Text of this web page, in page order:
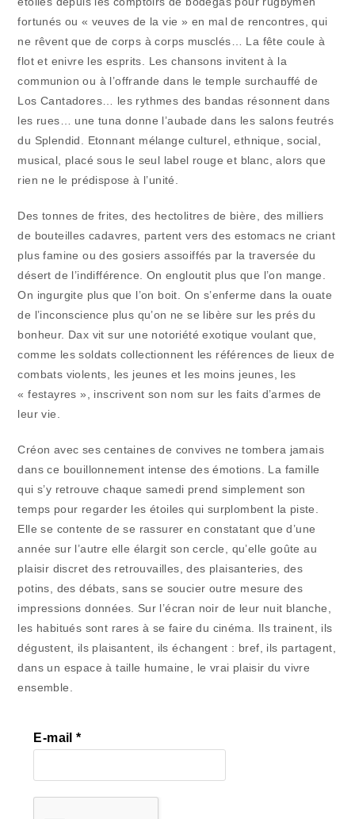
fortunés ou « veuves de la vie » en mal de rencontres, qui
ne rêvent que de corps à corps musclés… La fête coule à
flot et enivre les esprits. Les chansons invitent à la
communion ou à l’offrande dans le temple surchauffé de
Los Cantadores… les rythmes des bandas résonnent dans
les rues… une tuna donne l’aubade dans les salons feutrés
du Splendid. Etonnant mélange culturel, ethnique, social,
musical, placé sous le seul label rouge et blanc, alors que
rien ne le prédispose à l’unité.
Des tonnes de frites, des hectolitres de bière, des milliers
de bouteilles cadavres, partent vers des estomacs ne criant
plus famine ou des gosiers assoiffés par la traversée du
désert de l’indifférence. On engloutit plus que l’on mange.
On ingurgite plus que l’on boit. On s’enferme dans la ouate
de l’inconscience plus qu’on ne se libère sur les prés du
bonheur. Dax vit sur une notoriété exotique voulant que,
comme les soldats collectionnent les références de lieux de
combats violents, les jeunes et les moins jeunes, les
« festayres », inscrivent son nom sur les faits d’armes de
leur vie.
Créon avec ses centaines de convives ne tombera jamais
dans ce bouillonnement intense des émotions. La famille
qui s’y retrouve chaque samedi prend simplement son
temps pour regarder les étoiles qui surplombent la piste.
Elle se contente de se rassurer en constatant que d’une
année sur l’autre elle élargit son cercle, qu’elle goûte au
plaisir discret des retrouvailles, des plaisanteries, des
potins, des débats, sans se soucier outre mesure des
impressions données. Sur l’écran noir de leur nuit blanche,
les habitués sont rares à se faire du cinéma. Ils trainent, ils
dégustent, ils plaisantent, ils échangent : bref, ils partagent,
dans un espace à taille humaine, le vrai plaisir du vivre
ensemble.
E-mail*